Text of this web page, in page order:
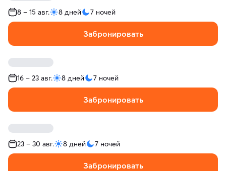
8 – 15 авг. 8 дней 7 ночей
Забронировать
16 – 23 авг. 8 дней 7 ночей
Забронировать
23 – 30 авг. 8 дней 7 ночей
Забронировать